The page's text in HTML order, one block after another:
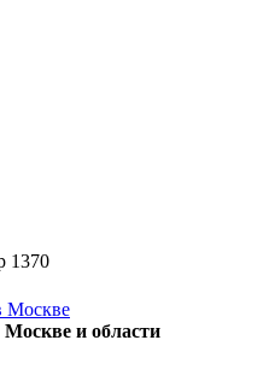
1370
и области